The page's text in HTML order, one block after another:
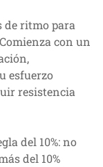
de ritmo para
con un
esfuerzo
resistencia
del 10%: no
del 10%